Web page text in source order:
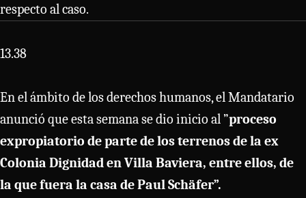
respecto al caso.
13.38
En el ámbito de los derechos humanos, el Mandatario
anunció que esta semana se dio inicio al ”proceso
expropiatorio de parte de los terrenos de la ex
Colonia Dignidad en Villa Baviera, entre ellos, de
la que fuera la casa de Paul Schäfer”.